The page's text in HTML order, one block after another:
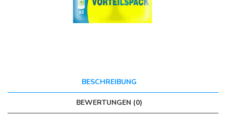
BESCHREIBUNG
BEWERTUNGEN (0)